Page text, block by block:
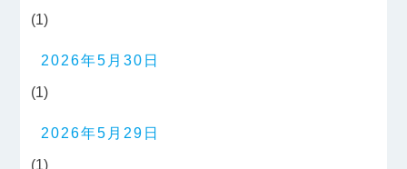
(1)
2026年5月30日
(1)
2026年5月29日
(1)